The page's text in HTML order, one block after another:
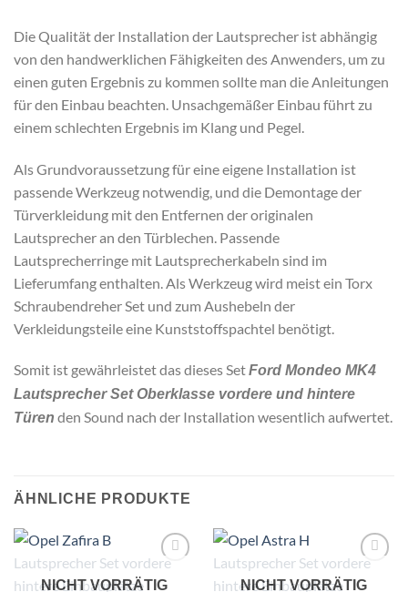
Die Qualität der Installation der Lautsprecher ist abhängig
von den handwerklichen Fähigkeiten des Anwenders, um zu
einen guten Ergebnis zu kommen sollte man die Anleitungen
für den Einbau beachten. Unsachgemäßer Einbau führt zu
einem schlechten Ergebnis im Klang und Pegel.
Als Grundvoraussetzung für eine eigene Installation ist
passende Werkzeug notwendig, und die Demontage der
Türverkleidung mit den Entfernen der originalen
Lautsprecher an den Türblechen. Passende
Lautsprecherringe mit Lautsprecherkabeln sind im
Lieferumfang enthalten. Als Werkzeug wird meist ein Torx
Schraubendreher Set und zum Aushebeln der
Verkleidungsteile eine Kunststoffspachtel benötigt.
Somit ist gewährleistet das dieses SetFord Mondeo MK4
Lautsprecher Set Oberklasse vordere und hintere
Türen den Sound nach der Installation wesentlich aufwertet.
ÄHNLICHE PRODUKTE
Wunschliste
NICHT VORRÄTIG
Wunschliste
NICHT VORRÄTIG